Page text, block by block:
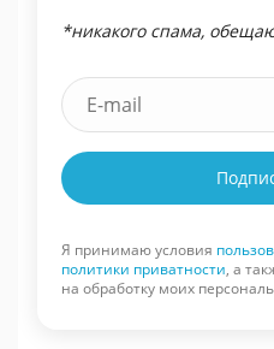
*никакого спама,
Я принимаю условия
политики приватности, а
на обработку моих